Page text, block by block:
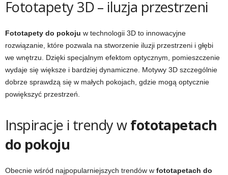
Fototapety 3D – iluzja przestrzeni
Fototapety do pokoju w technologii 3D to innowacyjne
rozwiązanie, które pozwala na stworzenie iluzji przestrzeni i głębi
we wnętrzu. Dzięki specjalnym efektom optycznym, pomieszczenie
wydaje się większe i bardziej dynamiczne. Motywy 3D szczególnie
dobrze sprawdzą się w małych pokojach, gdzie mogą optycznie
powiększyć przestrzeń.
Inspiracje i trendy wfototapetach
do pokoju
Obecnie wśród najpopularniejszych trendów w fototapetach do